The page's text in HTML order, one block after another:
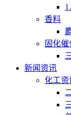
香料
固化催
新闻资讯
化工资